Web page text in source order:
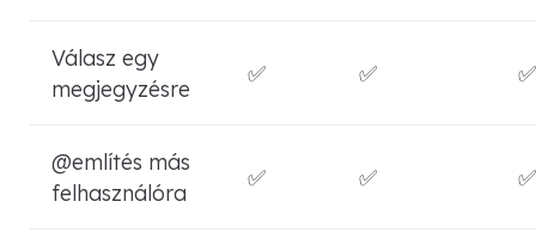
Válasz egy
megjegyzésre
✅ ✅ ✅
@említés más
felhasználóra
✅ ✅ ✅